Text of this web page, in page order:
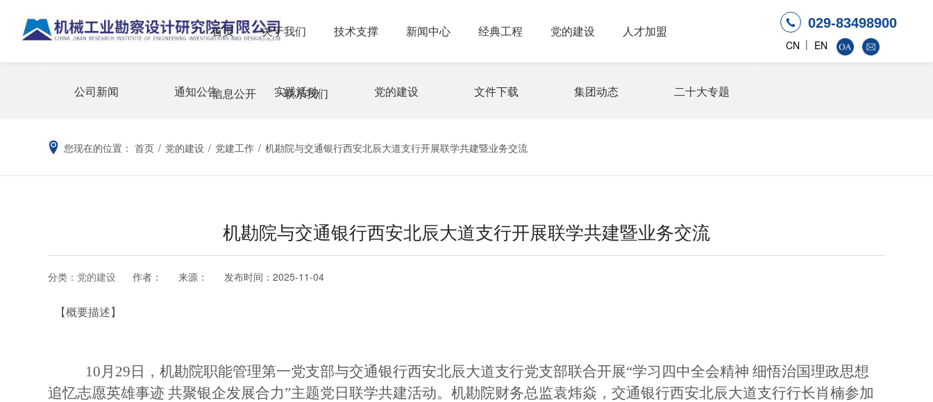
首页 关于我们 技术支撑 新闻中心 经典工程 党的建设 人才加盟
信息公开 联系我们
029-83498900
CN | EN
公司新闻 通知公告 实践活动 党的建设 文件下载 集团动态 二十大专题
您现在的位置： 首页 / 党的建设 / 党建工作 / 机勘院与交通银行西安北辰大道支行开展联学共建暨业务交流
机勘院与交通银行西安北辰大道支行开展联学共建暨业务交流
分类： 党的建设 作者： 来源： 发布时间：2025-11-04
【概要描述】
10月29日，机勘院职能管理第一党支部与交通银行西安北辰大道支行党支部联合开展“学习四中全会精神 细悟治国理政思想
追忆志愿英雄事迹 共聚银企发展合力”主题党日联学共建活动。机勘院财务总监袁炜焱，交通银行西安北辰大道支行行长肖楠参加